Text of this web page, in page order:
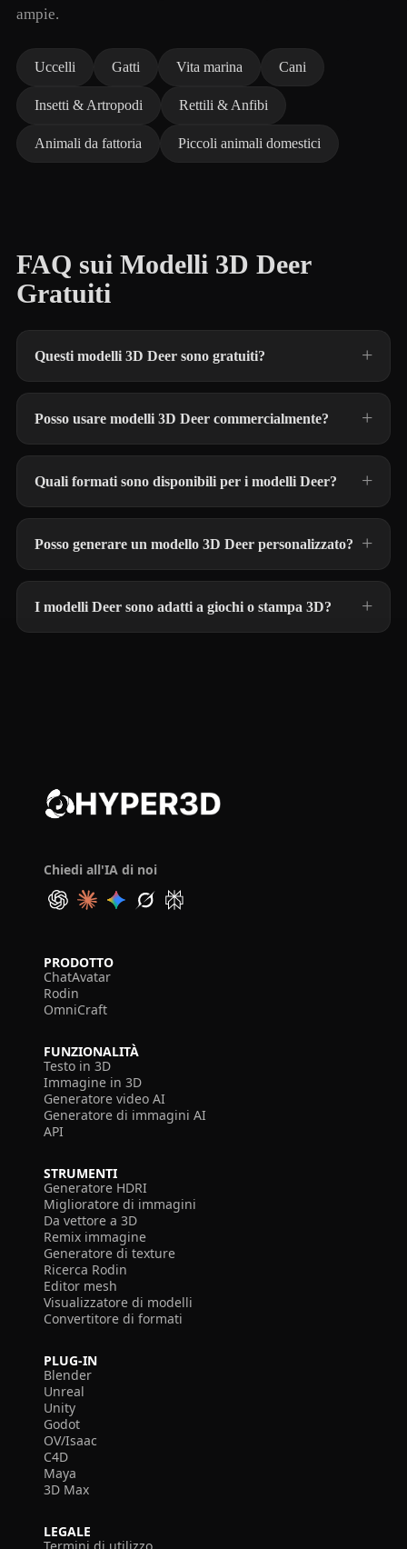
ampie.
Uccelli Gatti Vita marina Cani
Insetti & Artropodi Rettili & Anfibi
Animali da fattoria Piccoli animali domestici
FAQ sui Modelli 3D Deer
Gratuiti
Questi modelli 3D Deer sono gratuiti?
Posso usare modelli 3D Deer commercialmente?
Quali formati sono disponibili per i modelli Deer?
Posso generare un modello 3D Deer personalizzato?
I modelli Deer sono adatti a giochi o stampa 3D?
Chiedi all'IA di noi
PRODOTTO
ChatAvatar
Rodin
OmniCraft
FUNZIONALITÀ
Testo in 3D
Immagine in 3D
Generatore video AI
Generatore di immagini AI
API
STRUMENTI
Generatore HDRI
Miglioratore di immagini
Da vettore a 3D
Remix immagine
Generatore di texture
Ricerca Rodin
Editor mesh
Visualizzatore di modelli
Convertitore di formati
PLUG-IN
Blender
Unreal
Unity
Godot
OV/Isaac
C4D
Maya
3D Max
LEGALE